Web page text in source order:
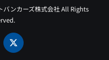
ンカーズ株式会社 All Rights
X